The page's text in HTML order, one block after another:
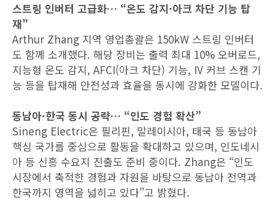
스트링 인버터 고급화… “온도 감지·아크 차단 기능 탑
재”
Arthur Zhang 지역 영업총괄은 150kW 스트링 인버터
도 함께 소개했다. 해당 장비는 출력 최대 10% 오버로드,
지능형 온도 감지, AFCI(아크 차단) 기능, IV 커브 스캔 기
능 등을 탑재해 안전성과 효율을 동시에 강화한 모델이다.
동남아·한국 동시 공략… “인도 경험 확산”
Sineng Electric은 필리핀, 말레이시아, 태국 등 동남아
핵심 국가를 중심으로 활동을 확대하고 있으며, 인도네시
아 등 신흥 수요지 진출도 준비 중이다. Zhang은 “인도
시장에서 축적한 경험과 자원을 바탕으로 동남아 전역과
한국까지 영역을 넓히고 있다”고 밝혔다.